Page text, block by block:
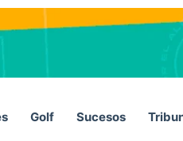
Golf Sucesos